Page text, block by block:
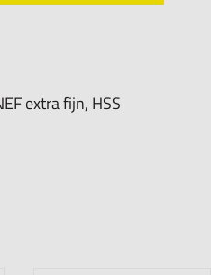
extra fijn, HSS